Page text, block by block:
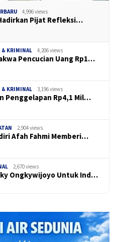
4,996 views
Pijat Refleksi…
& KRIMINAL 4,206 views
Pencucian Uang Rp1…
& KRIMINAL 3,196 views
Penggelapan Rp4,1 Mil…
2,904 views
Afah Fahmi Memberi…
2,670 views
Ongkywijoyo Untuk Ind…